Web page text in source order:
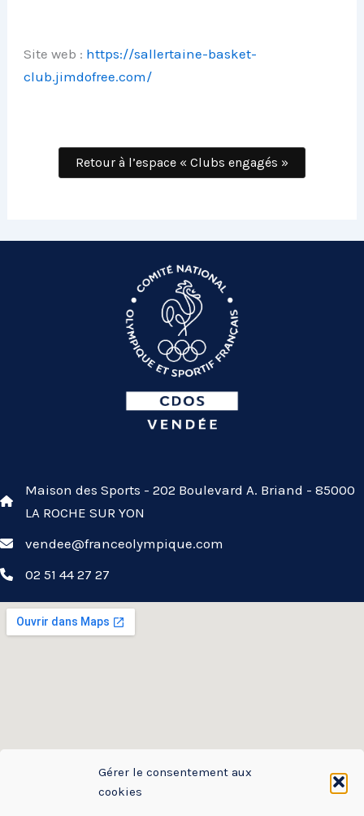
Gérer le consentement aux
cookies
Site web : https://sallertaine-basket-
club.jimdofree.com/
Retour à l’espace « Clubs engagés »
Maison des Sports - 202 Boulevard A. Briand - 85000
LA ROCHE SUR YON
vendee@franceolympique.com
02 51 44 27 27